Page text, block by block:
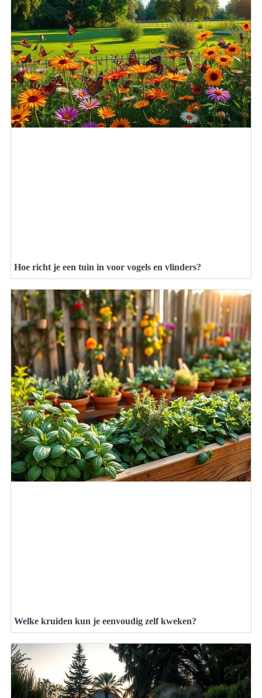
Hoe richt je een tuin in voor vogels en vlinders?
Welke kruiden kun je eenvoudig zelf kweken?